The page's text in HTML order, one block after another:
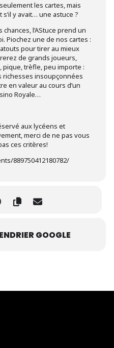
les cartes, mais
y avait… une astuce ?
l’AStuce prend un
Piochez une de nos cartes :
pour tirer au mieux
de grands joueurs,
pique, trèfle, peu importe :
richesses insoupçonnées
en valeur au cours d’un
Royale…
aux lycéens et
merci de ne pas vous
ces critères!
889750412180782/
GOOGLE